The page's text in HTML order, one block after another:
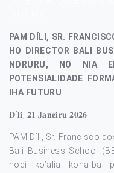
PAM DÍLI, SR.
HO DIRECTOR BALI
NDRURU, NO NIA
POTENSIALIDADE
IHA FUTURU
𝐃í𝐥𝐢, 𝟐𝟏 𝐉𝐚𝐧𝐞𝐢𝐫𝐮 𝟐𝟎𝟐𝟔
PAM Díli, Sr. Francisco
Bali Business School
hodi ko’alia kona-ba